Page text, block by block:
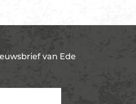
van Ede